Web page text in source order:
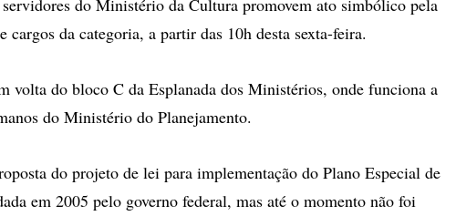
do Ministério da Cultura promovem ato simbólico pela
cargos da categoria, a partir das 10h desta sexta-feira.
volta do bloco C da Esplanada dos Ministérios, onde funciona a
do Ministério do Planejamento.
do projeto de lei para implementação do Plano Especial de
em 2005 pelo governo federal, mas até o momento não foi